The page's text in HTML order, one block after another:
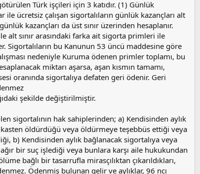
Türk işçileri için 3 katıdır. (1) Günlük
ile ücretsiz çalışan sigortalıların günlük kazançları alt
kazançları da üst sınır üzerinden hesaplanır.
alt sınır arasındaki farka ait sigorta primleri ile
Sigortalıların bu Kanunun 53 üncü maddesine göre
nedeniyle Kuruma ödenen primler toplamı, bu
miktarı aşarsa, aşan kısmın tamamı,
oranında sigortalıya defaten geri ödenir. Geri
şekilde değiştirilmiştir.
sigortalının hak sahiplerinden; a) Kendisinden aylık
kasten öldürdüğü veya öldürmeye teşebbüs ettiği veya
b) Kendisinden aylık bağlanacak sigortalıya veya
bir suç işlediği veya bunlara karşı aile hukukundan
bağlı bir tasarrufla mirasçılıktan çıkarıldıkları,
Ödenmiş bulunan gelir ve aylıklar, 96 ncı